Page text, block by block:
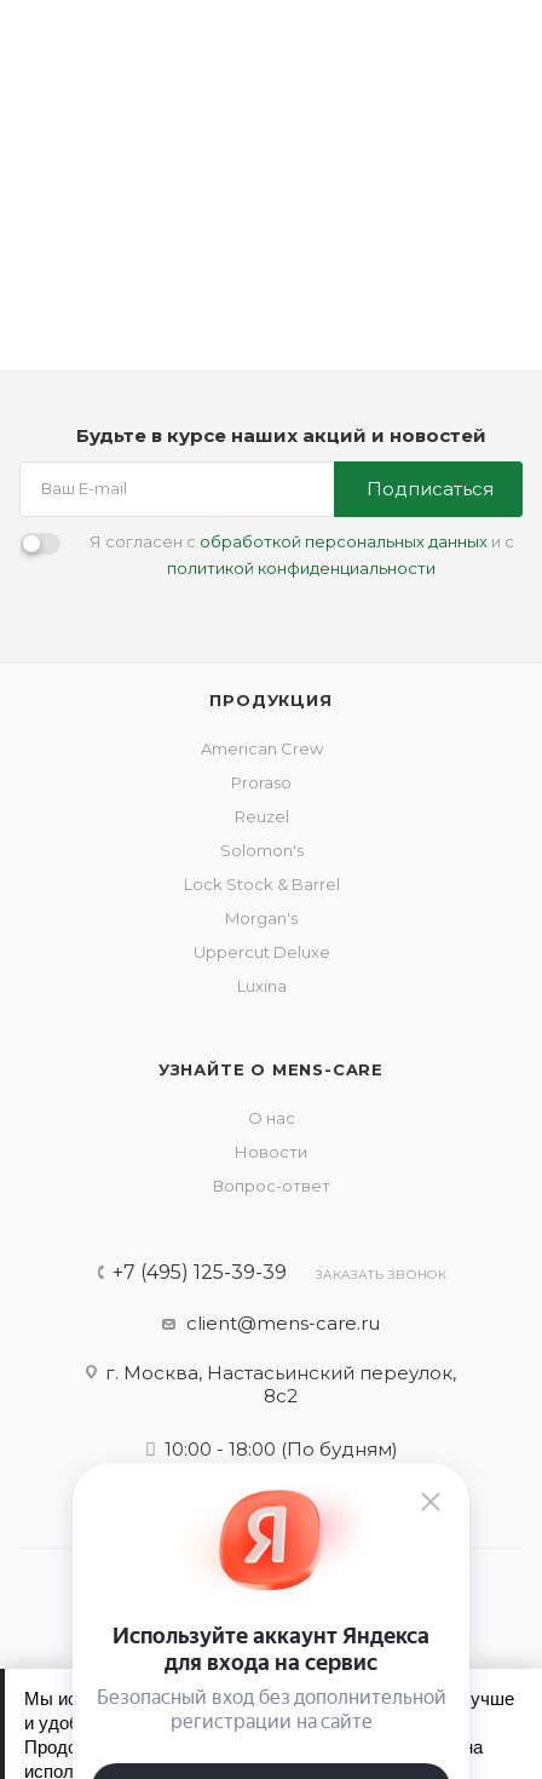
Будьте в курсе наших акций и новостей
Подписаться
Я согласен с обработкой персональных данныхи с
политикой конфиденциальности
ПРОДУКЦИЯ
American Crew
Proraso
Reuzel
Solomon's
Lock Stock & Barrel
Morgan's
Uppercut Deluxe
Luxina
УЗНАЙТЕ О MENS-CARE
О нас
Новости
Вопрос-ответ
+7 (495) 125-39-39 ЗАКАЗАТЬ ЗВОНОК
client@mens-care.ru
г. Москва, Настасьинский переулок,
8с2
10:00 - 18:00 (По будням)
2026 © Mens-care - интернет-магазин
Обработка персональных данных
Мы используем файлы cookie, чтобы сайт работал лучше
и удобнее для вас.
Продолжая пользоваться сайтом, вы соглашаетесь на
использование файлов cookie.